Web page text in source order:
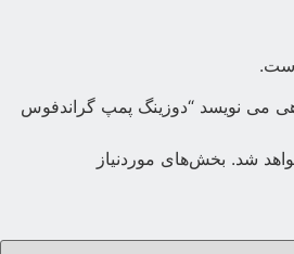
می نویسد “دوزینگ پمپ گراندفوس
شد. بخش‌های موردنیاز